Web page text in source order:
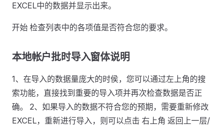
EXCEL中的数据并显示出来。
开始 检查列表中的各项值是否符合您的要求。
本地帐户批时导入窗体说明
1、在导入的数据量庞大的时侯，您可以通过左上角的搜
索功能，直接找到重要的导入项并再次检查数据是否正
确。 2、如果导入的数据不符合您的预期，需要重新修改
EXCEL，重新进行导入，则可以点击 右上角 返回上一层/